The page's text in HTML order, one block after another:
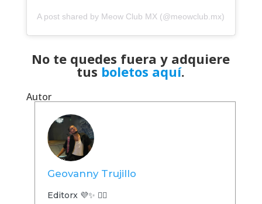
A post shared by Meow Club MX (@meowclub.mx)
No te quedes fuera y adquiere
tus boletos aquí.
Autor
Geovanny Trujillo
Editorx 💜✨ 🏳️‍🌈